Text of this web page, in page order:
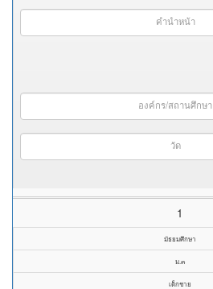
คำนำหน้า
องค์กร/สถานศึกษา
วัด
1
มัธยมศึกษา
ม.๓
เด็กชาย